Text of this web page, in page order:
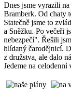
Dnes jsme vyrazili
Bramberk. Od chaty
Statečně jsme to
a Sněžku. Po večeři
nebezpečí". Řešili
hlídaný čarodějnicí.
z družstva, ale dalo
Jedeme na celodenní